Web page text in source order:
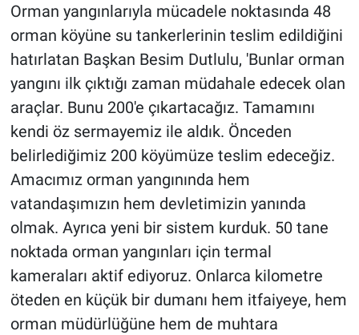
Orman yangınlarıyla mücadele noktasında 48
orman köyüne su tankerlerinin teslim edildiğini
hatırlatan Başkan Besim Dutlulu, 'Bunlar orman
yangını ilk çıktığı zaman müdahale edecek olan
araçlar. Bunu 200'e çıkartacağız. Tamamını
kendi öz sermayemiz ile aldık. Önceden
belirlediğimiz 200 köyümüze teslim edeceğiz.
Amacımız orman yangınında hem
vatandaşımızın hem devletimizin yanında
olmak. Ayrıca yeni bir sistem kurduk. 50 tane
noktada orman yangınları için termal
kameraları aktif ediyoruz. Onlarca kilometre
öteden en küçük bir dumanı hem itfaiyeye, hem
orman müdürlüğüne hem de muhtara